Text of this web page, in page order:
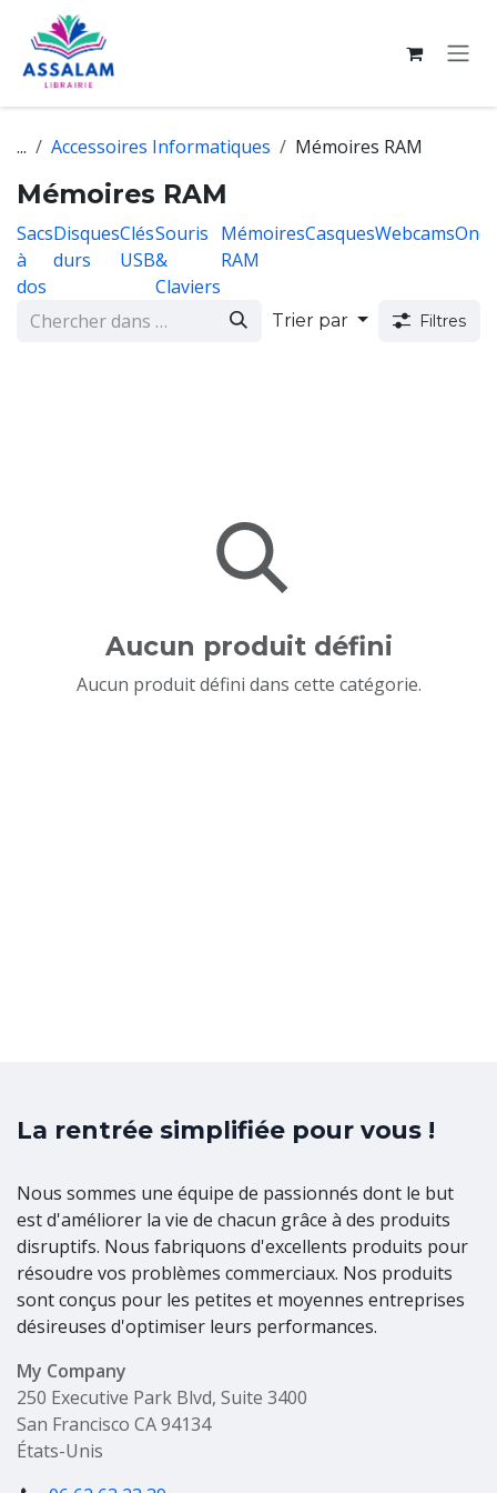
Se rendre au contenu
... Accessoires Informatiques Mémoires RAM
Mémoires RAM
Sacs
à
dos
Disques
durs
Clés
USB
Souris
&
Claviers
Mémoires
RAM
CasquesWebcams
Trier par Filtres
Aucun produit défini
Aucun produit défini dans cette catégorie.
La rentrée simplifiée pour vous !
Nous sommes une équipe de passionnés dont le but
est d'améliorer la vie de chacun grâce à des produits
disruptifs. Nous fabriquons d'excellents produits pour
résoudre vos problèmes commerciaux. Nos produits
sont conçus pour les petites et moyennes entreprises
désireuses d'optimiser leurs performances.
My Company
250 Executive Park Blvd, Suite 3400
San Francisco CA 94134
États-Unis